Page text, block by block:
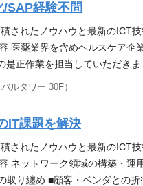
性領域）にシステム開発・導
企業の一員として】製薬企
サービスを提供している会社
SAP経験不問
されたノウハウと最新のICT
医薬業界を含めヘルスケア企
正作業を担当していただき
にて利用する業務SOPの是
テム、物流管理・製造管理
験・資格あれば歓迎します
ルスケア業界向けに、IT化
ルタワー 30F）
IT課題を解決
されたノウハウと最新のICT
ネットワーク領域の構築・運
り纏め ■顧客・ベンダとの